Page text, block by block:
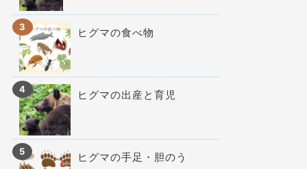
ヒグマの食べ物
ヒグマの出産と育児
ヒグマの手足・胆のう